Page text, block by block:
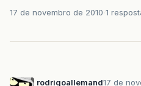
17 de novembro de 2010 1
rodrigoallemand17 de